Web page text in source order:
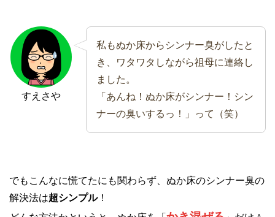
すえさや
私もぬか床からシンナー臭がしたと
き、ワタワタしながら祖母に連絡し
ました。
「あんね！ぬか床がシンナー！シン
ナーの臭いするっ！」って（笑）
でもこんなに慌てたにも関わらず、ぬか床のシンナー臭の
解決法は超シンプル！